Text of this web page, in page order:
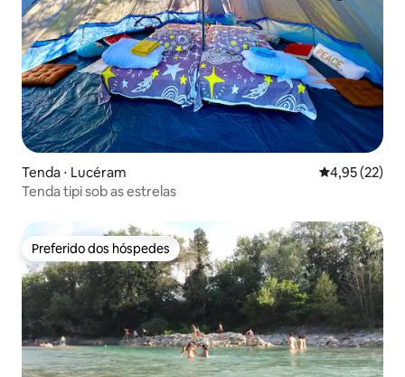
Tenda ⋅ Lucéram 4,95 de uma
4,95 (22)
Tenda tipi sob as estrelas
Preferido dos hóspedes
Preferido dos hóspedes